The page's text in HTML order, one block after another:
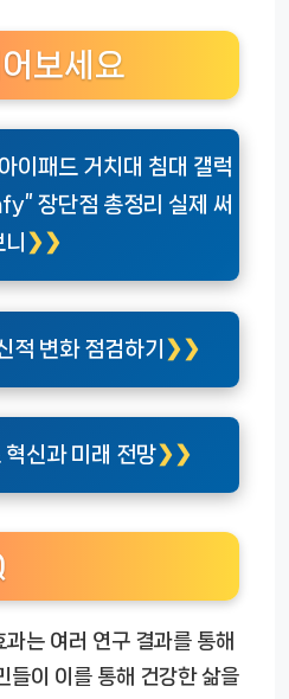
보세요
이패드 거치대 침대 갤럭
장단점 총정리 실제 써
적 변화 점검하기
신과 미래 전망
는 여러 연구 결과를 통해
들이 이를 통해 건강한 삶을